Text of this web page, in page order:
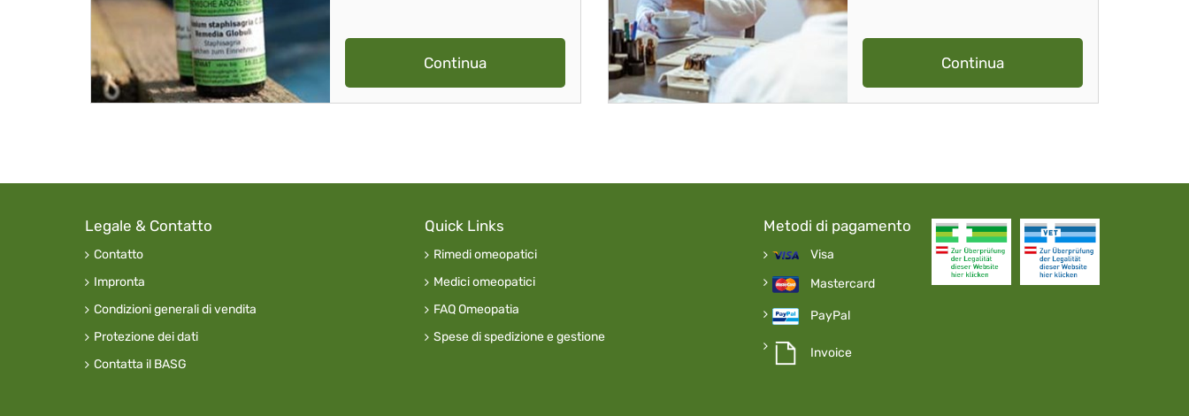
Continua Continua
Legale & Contatto
Contatto
Impronta
Condizioni generali di vendita
Protezione dei dati
Contatta il BASG
Quick Links
Rimedi omeopatici
Medici omeopatici
FAQ Omeopatia
Spese di spedizione e gestione
Metodi di pagamento
Visa
Mastercard
PayPal
Invoice